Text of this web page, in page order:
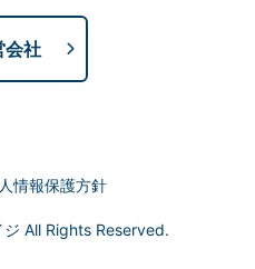
会社
情報保護方針
All Rights Reserved.